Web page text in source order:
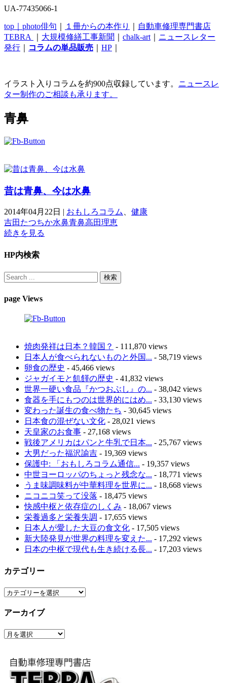
UA-77435066-1
top｜ photo俳句 １冊からの本作り
自動車修理専門書店
TEBRA
大規模修繕工事新聞 chalk-art
ニュースレター
発行
コラムの単品販売 HP
イラスト入りコラムを約900点収録しています。 ニュースレ
ター制作のご相談も承ります。
青鼻
昔は青鼻、今は水鼻
2014年04月22日 | おもしろコラム
健康
吉田たつちか水鼻青鼻高田理恵
続きを見る
HP内検索
page Views
焼肉発祥は日本？韓国？ - 111,870 views
日本人が食べられないものと外国... - 58,719 views
卵食の歴史 - 45,466 views
ジャガイモと飢饉の歴史 - 41,832 views
世界一硬い食品『かつおぶし』の... - 38,042 views
食器を手にもつのは世界的にはめ... - 33,130 views
変わった誕生の食べ物たち - 30,645 views
日本食の混ぜない文化 - 28,021 views
天皇家のお食事 - 27,168 views
戦後アメリカはパンと牛乳で日本... - 25,767 views
大男だった福沢諭吉 - 19,369 views
保護中: 「おもしろコラム通信... - 19,357 views
中世ヨーロッパのちょっと残念な... - 18,771 views
うま味調味料が中華料理を世界に... - 18,668 views
ニコニコ笑って没落 - 18,475 views
快感中枢と依存症のしくみ - 18,067 views
栄養過多と栄養失調 - 17,655 views
日本人が愛した大豆の食文化 - 17,505 views
新大陸発見が世界の料理を変えた... - 17,292 views
日本の中枢で現代も生き続ける長... - 17,203 views
カテゴリー
カ
ゴ
ー
アーカイブ
ア
イ
ブ